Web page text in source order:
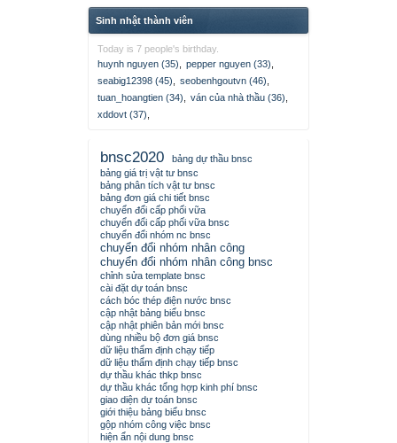
Sinh nhật thành viên
Today is 7 people's birthday.
huynh nguyen (35)
pepper nguyen (33)
seabig12398 (45)
seobenhgoutvn (46)
tuan_hoangtien (34)
ván của nhà thầu (36)
xddovt (37)
bnsc2020
bảng dự thầu bnsc
bảng giá trị vật tư bnsc
bảng phân tích vật tư bnsc
bảng đơn giá chi tiết bnsc
chuyển đổi cấp phối vữa
chuyển đổi cấp phối vữa bnsc
chuyển đổi nhóm nc bnsc
chuyển đổi nhóm nhân công
chuyển đổi nhóm nhân công bnsc
chỉnh sửa template bnsc
cài đặt dự toán bnsc
cách bóc thép điện nước bnsc
cập nhật bảng biểu bnsc
cập nhật phiên bản mới bnsc
dùng nhiều bộ đơn giá bnsc
dữ liệu thẩm định chạy tiếp
dữ liệu thẩm định chạy tiếp bnsc
dự thầu khác thkp bnsc
dự thầu khác tổng hợp kinh phí bnsc
giao diện dự toán bnsc
giới thiệu bảng biểu bnsc
gộp nhóm công việc bnsc
hiện ẩn nội dung bnsc